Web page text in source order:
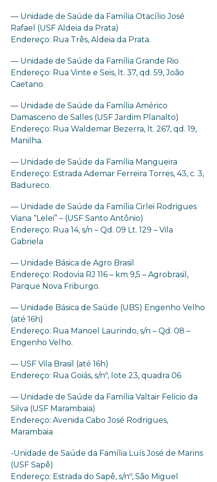
— Unidade de Saúde da Família Otacílio José
Rafael (USF Aldeia da Prata)
Endereço: Rua Três, Aldeia da Prata.
— Unidade de Saúde da Família Grande Rio
Endereço: Rua Vinte e Seis, lt. 37, qd. 59, João
Caetano.
— Unidade de Saúde da Família Américo
Damasceno de Salles (USF Jardim Planalto)
Endereço: Rua Waldemar Bezerra, lt. 267, qd. 19,
Manilha.
— Unidade de Saúde da Família Mangueira
Endereço: Estrada Ademar Ferreira Torres, 43, c. 3,
Badureco.
— Unidade de Saúde da Família Cirlei Rodrigues
Viana “Lelei” – (USF Santo Antônio)
Endereço: Rua 14, s/n – Qd. 09 Lt. 129 – Vila
Gabriela
— Unidade Básica de Agro Brasil
Endereço: Rodovia RJ 116 – km 9,5 – Agrobrasil,
Parque Nova Friburgo.
— Unidade Básica de Saúde (UBS) Engenho Velho
(até 16h)
Endereço: Rua Manoel Laurindo, s/n – Qd. 08 –
Engenho Velho.
— USF Vila Brasil (até 16h)
Endereço: Rua Goiás, s/nº, lote 23, quadra 06
— Unidade de Saúde da Família Valtair Felicio da
Silva (USF Marambaia)
Endereço: Avenida Cabo José Rodrigues,
Marambaia
-Unidade de Saúde da Família Luís José de Marins
(USF Sapê)
Endereço: Estrada do Sapê, s/nº, São Miguel